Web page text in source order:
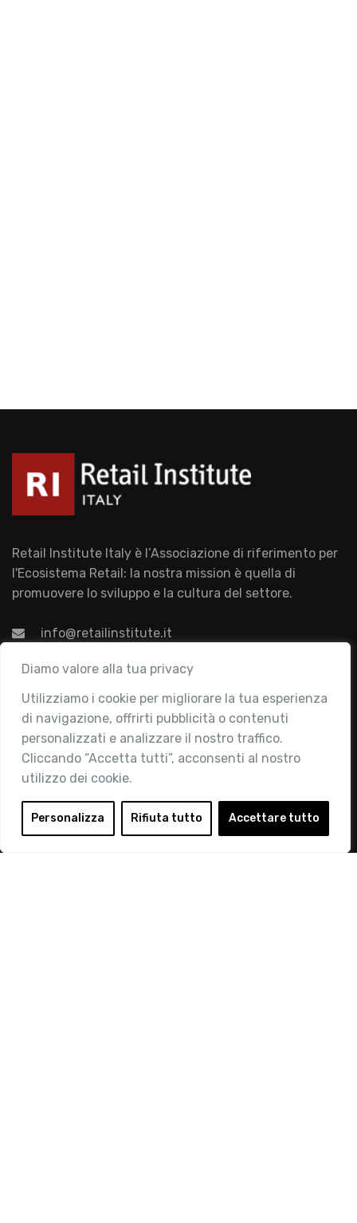
Diamo valore alla tua privacy
Utilizziamo i cookie per migliorare la tua esperienza
di navigazione, offrirti pubblicità o contenuti
personalizzati e analizzare il nostro traffico.
Cliccando “Accetta tutti”, acconsenti al nostro
utilizzo dei cookie.
Personalizza Rifiuta tutto Accettare tutto
Retail Institute Italy è l’Associazione di riferimento per
l'Ecosistema Retail: la nostra mission è quella di
promuovere lo sviluppo e la cultura del settore.
info@retailinstitute.it
Associazione
Chi siamo
Attività
Contatti
Area Riservata
Login
Diventa Socio